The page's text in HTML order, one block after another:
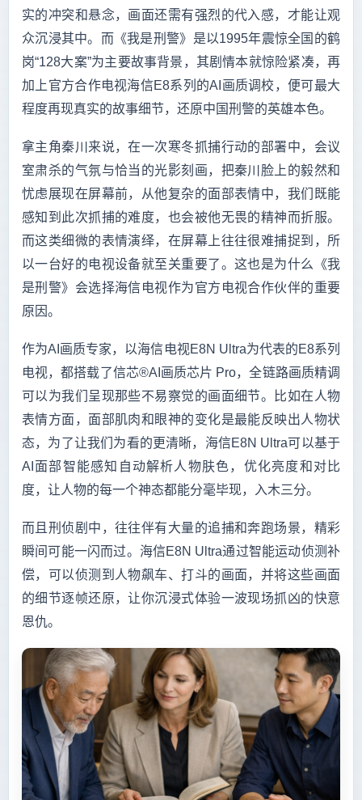
实的冲突和悬念，画面还需有强烈的代入感，才能让观
众沉浸其中。而《我是刑警》是以1995年震惊全国的鹤
岗“128大案”为主要故事背景，其剧情本就惊险紧凑，再
加上官方合作电视海信E8系列的AI画质调校，便可最大
程度再现真实的故事细节，还原中国刑警的英雄本色。
拿主角秦川来说，在一次寒冬抓捕行动的部署中，会议
室肃杀的气氛与恰当的光影刻画，把秦川脸上的毅然和
忧虑展现在屏幕前，从他复杂的面部表情中，我们既能
感知到此次抓捕的难度，也会被他无畏的精神而折服。
而这类细微的表情演绎，在屏幕上往往很难捕捉到，所
以一台好的电视设备就至关重要了。这也是为什么《我
是刑警》会选择海信电视作为官方电视合作伙伴的重要
原因。
作为AI画质专家，以海信电视E8N Ultra为代表的E8系列
电视，都搭载了信芯®AI画质芯片 Pro，全链路画质精调
可以为我们呈现那些不易察觉的画面细节。比如在人物
表情方面，面部肌肉和眼神的变化是最能反映出人物状
态，为了让我们为看的更清晰，海信E8N Ultra可以基于
AI面部智能感知自动解析人物肤色，优化亮度和对比
度，让人物的每一个神态都能分毫毕现，入木三分。
而且刑侦剧中，往往伴有大量的追捕和奔跑场景，精彩
瞬间可能一闪而过。海信E8N Ultra通过智能运动侦测补
偿，可以侦测到人物飙车、打斗的画面，并将这些画面
的细节逐帧还原，让你沉浸式体验一波现场抓凶的快意
恩仇。